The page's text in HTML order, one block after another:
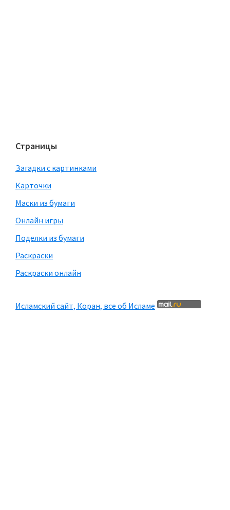
Страницы
Загадки с картинками
Карточки
Маски из бумаги
Онлайн игры
Поделки из бумаги
Раскраски
Раскраски онлайн
Исламский сайт, Коран, все об Исламе